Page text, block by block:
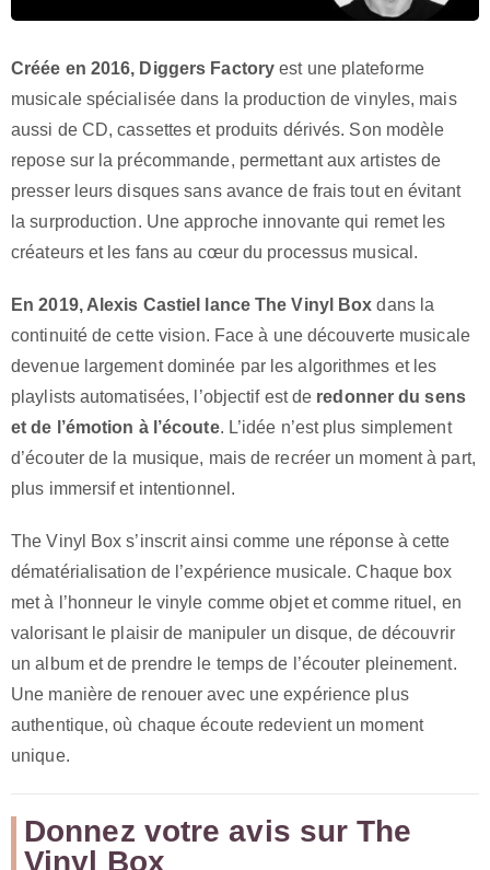
Créée en 2016, Diggers Factory est une plateforme
musicale spécialisée dans la production de vinyles, mais
aussi de CD, cassettes et produits dérivés. Son modèle
repose sur la précommande, permettant aux artistes de
presser leurs disques sans avance de frais tout en évitant
la surproduction. Une approche innovante qui remet les
créateurs et les fans au cœur du processus musical.
En 2019, Alexis Castiel lance The Vinyl Box dans la
continuité de cette vision. Face à une découverte musicale
devenue largement dominée par les algorithmes et les
playlists automatisées, l’objectif est de redonner du sens
et de l’émotion à l’écoute. L’idée n’est plus simplement
d’écouter de la musique, mais de recréer un moment à part,
plus immersif et intentionnel.
The Vinyl Box s’inscrit ainsi comme une réponse à cette
dématérialisation de l’expérience musicale. Chaque box
met à l’honneur le vinyle comme objet et comme rituel, en
valorisant le plaisir de manipuler un disque, de découvrir
un album et de prendre le temps de l’écouter pleinement.
Une manière de renouer avec une expérience plus
authentique, où chaque écoute redevient un moment
unique.
Donnez votre avis sur The
Vinyl Box